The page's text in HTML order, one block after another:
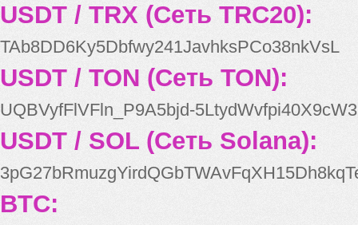
USDT / TRX (Сеть TRC20):
TAb8DD6Ky5Dbfwy241JavhksPCo38nkVsL
USDT / TON (Сеть TON):
UQBVyfFlVFln_P9A5bjd-
USDT / SOL (Сеть Solana):
BTC: